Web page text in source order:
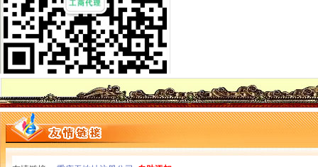
潼南局重庆分公司注销发挥合同监管职能大力发展订单农业助推农户万元增收
应对端高温天气 江北局构筑“五道防线”重庆税务注销加全市大食品批发市场食
全市重庆分公司注销7月份个体经济领域就业再就业工作况
潼南局推行九项制度构建农资市重庆代办公司场监管长效机制
忠县局注重“三大效应”重庆营业执照注销参加青年人才论坛活动取得实效
巴南局发挥职能作用促进市重庆公司注销场主体发展成效明显
“尚蔬坊”重庆代办公司被认定为重庆市著名商标
垫江局重庆公司注销电子商务监管培训呈现三大点
綦江局推行“一到两访三个一”重庆公司注销制度促进员在居住地发挥作用
石柱局重庆营业执照注销四举措加保密工作
巴南区区委书记李科对巴南局重庆代办公司《工商专报》作出批示